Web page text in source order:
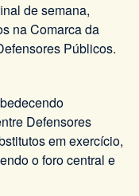
de semana,
na Comarca da
Públicos.
Defensores
em exercício,
o foro central e